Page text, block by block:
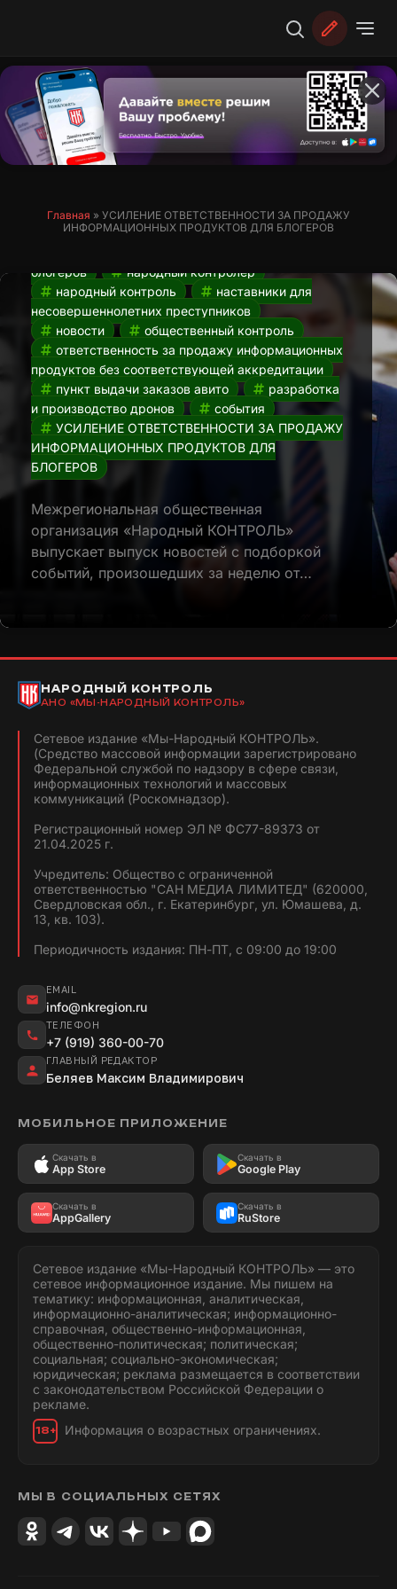
Главная » УСИЛЕНИЕ ОТВЕТСТВЕННОСТИ ЗА ПРОДАЖУ
ИНФОРМАЦИОННЫХ ПРОДУКТОВ ДЛЯ БЛОГЕРОВ
Усиление ответственности за продажу
информационных продуктов для
блогеров. Новости НК от 23.03
«Профилактика»
Добро.РФ
досрочная
сдача егэ
егэ 2024
егэ досрочно
блогеров
народный контролер
народный контроль
наставники для
несовершеннолетних преступников
новости
общественный контроль
ответственность за продажу информационных
продуктов без соответствующей аккредитации
пункт выдачи заказов авито
разработка
и производство дронов
события
УСИЛЕНИЕ ОТВЕТСТВЕННОСТИ ЗА ПРОДАЖУ
ИНФОРМАЦИОННЫХ ПРОДУКТОВ ДЛЯ
БЛОГЕРОВ
Межрегиональная общественная
организация «Народный КОНТРОЛЬ»
выпускает выпуск новостей с подборкой
событий, произошедших за неделю от…
НАРОДНЫЙ КОНТРОЛЬ
АНО «МЫ-НАРОДНЫЙ КОНТРОЛЬ»
Сетевое издание «Мы-Народный КОНТРОЛЬ».
(Средство массовой информации зарегистрировано
Федеральной службой по надзору в сфере связи,
информационных технологий и массовых
коммуникаций (Роскомнадзор).
Регистрационный номер ЭЛ № ФС77-89373 от
21.04.2025 г.
Учредитель: Общество с ограниченной
ответственностью "САН МЕДИА ЛИМИТЕД" (620000,
Свердловская обл., г. Екатеринбург, ул. Юмашева, д.
13, кв. 103).
Периодичность издания: ПН-ПТ, с 09:00 до 19:00
EMAIL
info@nkregion.ru
ТЕЛЕФОН
+7 (919) 360-00-70
ГЛАВНЫЙ РЕДАКТОР
Беляев Максим Владимирович
МОБИЛЬНОЕ ПРИЛОЖЕНИЕ
Скачать в
App Store
Скачать в
Google Play
Скачать в
AppGallery
Скачать в
RuStore
Сетевое издание «Мы-Народный КОНТРОЛЬ» — это
сетевое информационное издание. Мы пишем на
тематику: информационная, аналитическая,
информационно-аналитическая; информационно-
справочная, общественно-информационная,
общественно-политическая; политическая;
социальная; социально-экономическая;
юридическая; реклама размещается в соответствии
с законодательством Российской Федерации о
рекламе.
18+ Информация о возрастных ограничениях.
МЫ В СОЦИАЛЬНЫХ СЕТЯХ